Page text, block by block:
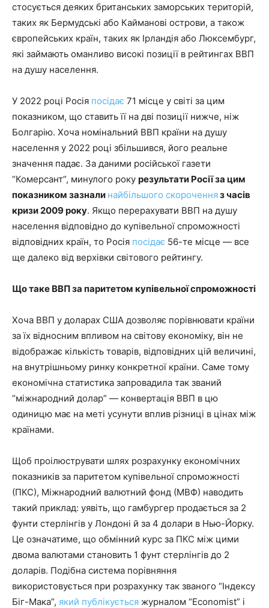
стосується деяких британських заморських територій,
таких як Бермудські або Кайманові острови, а також
європейських країн, таких як Ірландія або Люксембург,
які займають оманливо високі позиції в рейтингах ВВП
на душу населення.
У 2022 році Росія посідає 71 місце у світі за цим
показником, що ставить її на дві позиції нижче, ніж
Болгарію. Хоча номінальний ВВП країни на душу
населення у 2022 році збільшився, його реальне
значення падає. За даними російської газети
“Комерсант”, минулого року результати Росії за цим
показником зазнали найбільшого скороченняз часів
кризи 2009року. Якщо перерахувати ВВП на душу
населення відповідно до купівельної спроможності
відповідних країн, то Росія посідає 56-те місце — все
ще далеко від верхівки світового рейтингу.
Що таке ВВП за паритетом купівельної спроможності
Хоча ВВП у доларах США дозволяє порівнювати країни
за їх відносним впливом на світову економіку, він не
відображає кількість товарів, відповідних цій величині,
на внутрішньому ринку конкретної країни. Саме тому
економічна статистика запровадила так званий
“міжнародний долар” — конвертація ВВП в цю
одиницю має на меті усунути вплив різниці в цінах між
країнами.
Щоб проілюструвати шлях розрахунку економічних
показників за паритетом купівельної спроможності
(ПКС), Міжнародний валютний фонд (МВФ) наводить
такий приклад: уявіть, що гамбургер продається за 2
фунти стерлінгів у Лондоні й за 4 долари в Нью-Йорку.
Це означатиме, що обмінний курс за ПКС між цими
двома валютами становить 1 фунт стерлінгів до 2
доларів. Подібна система порівняння
використовується при розрахунку так званого “Індексу
Біг-Мака”, який публікується журналом “Economist” і